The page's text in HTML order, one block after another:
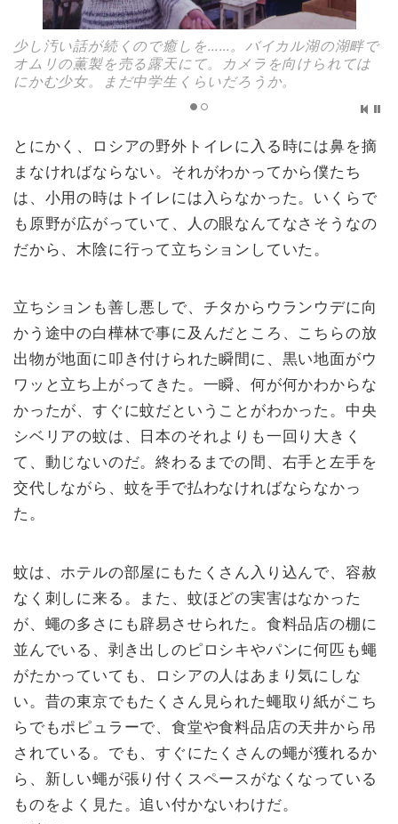
少し汚い話が続くので癒しを……。バイカル湖の湖畔で
オムリの薫製を売る露天にて。カメラを向けられては
にかむ少女。まだ中学生くらいだろうか。
とにかく、ロシアの野外トイレに入る時には鼻を摘
まなければならない。それがわかってから僕たち
は、小用の時はトイレには入らなかった。いくらで
も原野が広がっていて、人の眼なんてなさそうなの
だから、木陰に行って立ちションしていた。
立ちションも善し悪しで、チタからウランウデに向
かう途中の白樺林で事に及んだところ、こちらの放
出物が地面に叩き付けられた瞬間に、黒い地面がウ
ワッと立ち上がってきた。一瞬、何が何かわからな
かったが、すぐに蚊だということがわかった。中央
シベリアの蚊は、日本のそれよりも一回り大きく
て、動じないのだ。終わるまでの間、右手と左手を
交代しながら、蚊を手で払わなければならなかっ
た。
蚊は、ホテルの部屋にもたくさん入り込んで、容赦
なく刺しに来る。また、蚊ほどの実害はなかった
が、蠅の多さにも辟易させられた。食料品店の棚に
並んでいる、剥き出しのピロシキやパンに何匹も蠅
がたかっていても、ロシアの人はあまり気にしな
い。昔の東京でもたくさん見られた蠅取り紙がこち
らでもポピュラーで、食堂や食料品店の天井から吊
されている。でも、すぐにたくさんの蠅が獲れるか
ら、新しい蠅が張り付くスペースがなくなっている
ものをよく見た。追い付かないわけだ。